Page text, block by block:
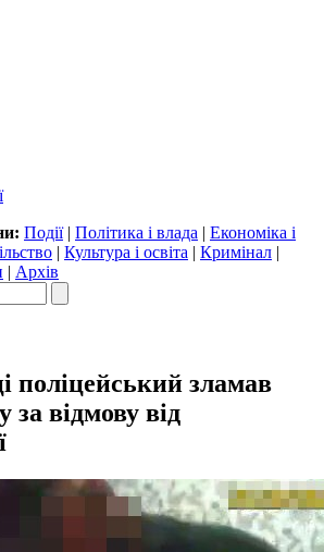
Події| Політика і влада | Економіка і
| Культура і освіта | Кримінал |
| Архів
поліцейський зламав
за відмову від